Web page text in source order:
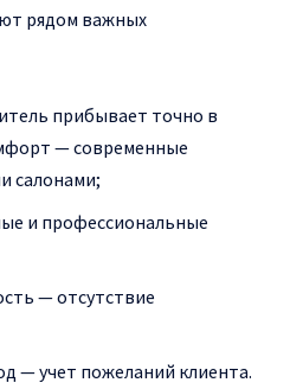
рядом важных
прибывает точно в
— современные
салонами;
и профессиональные
— отсутствие
— учет пожеланий клиента.